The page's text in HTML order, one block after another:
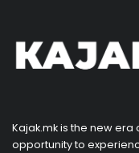
Kajak.mk is the new
opportunity to